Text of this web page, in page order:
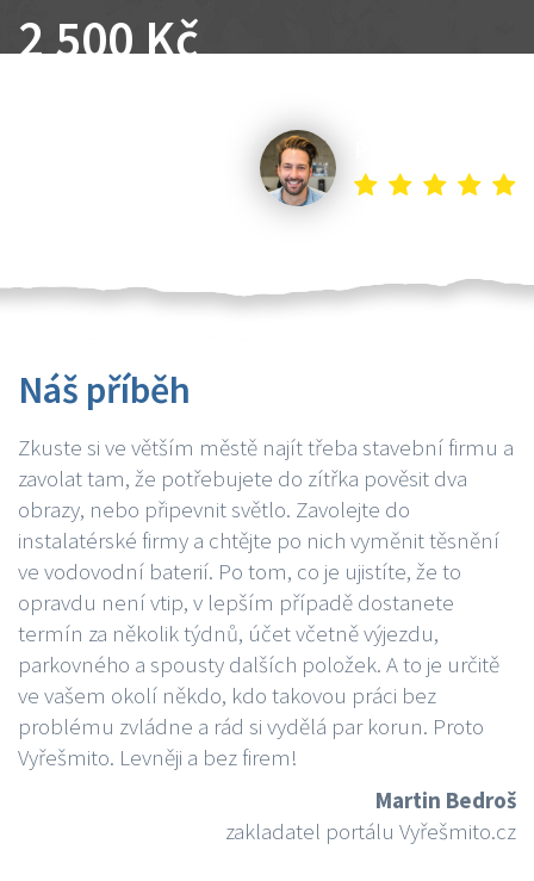
2 500 Kč
Náš příběh
Zkuste si ve větším městě najít třeba stavební firmu a
zavolat tam, že potřebujete do zítřka pověsit dva
obrazy, nebo připevnit světlo. Zavolejte do
instalatérské firmy a chtějte po nich vyměnit těsnění
ve vodovodní baterií. Po tom, co je ujistíte, že to
opravdu není vtip, v lepším případě dostanete
termín za několik týdnů, účet včetně výjezdu,
parkovného a spousty dalších položek. A to je určitě
ve vašem okolí někdo, kdo takovou práci bez
problému zvládne a rád si vydělá par korun. Proto
Vyřešmito. Levněji a bez firem!
Martin Bedroš
zakladatel portálu Vyřešmito.cz